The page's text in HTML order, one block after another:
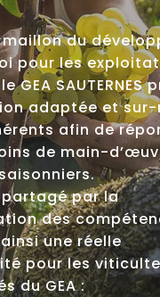
du
pour les
GEA SAUTERNES
adaptée et sur-
afin de
de main-
partagé par la
des
une réelle
pour les
du GEA :